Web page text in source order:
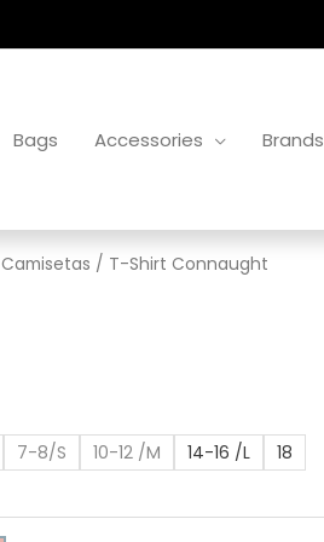
Bags Accessories Brands
Camisetas / T-Shirt Connaught
7-8/S 10-12 /M 14-16 /L 18